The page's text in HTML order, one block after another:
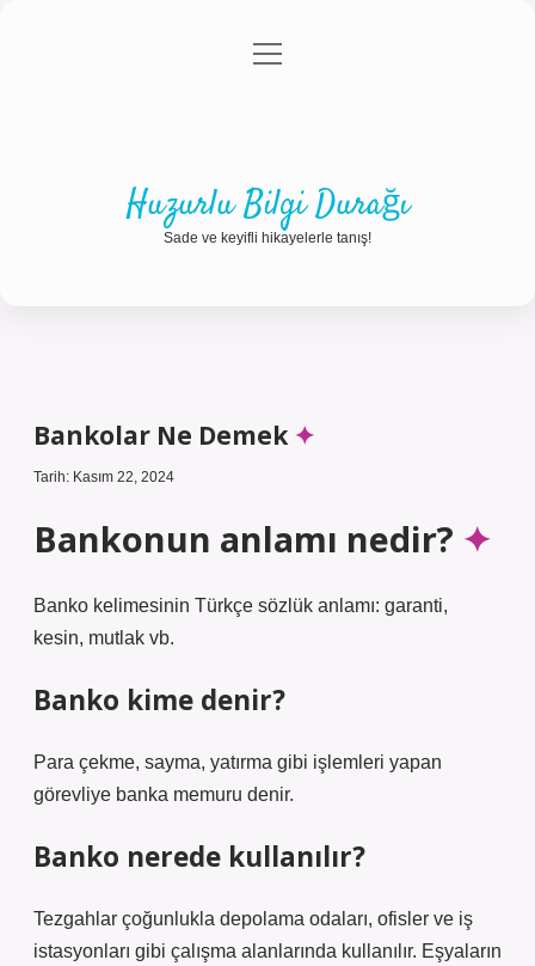
Gizlilik Politikası
menüyü
Huzurlu Bilgi Durağı
Sade ve keyifli hikayelerle tanış!
Bankolar Ne Demek
Tarih: Kasım 22, 2024
Bankonun anlamı nedir?
Banko kelimesinin Türkçe sözlük anlamı: garanti,
kesin, mutlak vb.
Banko kime denir?
Para çekme, sayma, yatırma gibi işlemleri yapan
görevliye banka memuru denir.
Banko nerede kullanılır?
Tezgahlar çoğunlukla depolama odaları, ofisler ve iş
istasyonları gibi çalışma alanlarında kullanılır. Eşyaların